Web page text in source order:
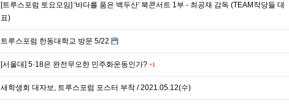
[트루스포럼 토요모임] '바다를 품은 백두산' 북콘서트 1부 - 최공재 감독 (TEAM작당들 대
표)
트루스포럼 한동대학교 방문 5/22
[서울대] 5·18은 완전무오한 민주화운동인가? +1
새학생회 대자보, 트루스포럼 포스터 부착 / 2021.05.12(수)